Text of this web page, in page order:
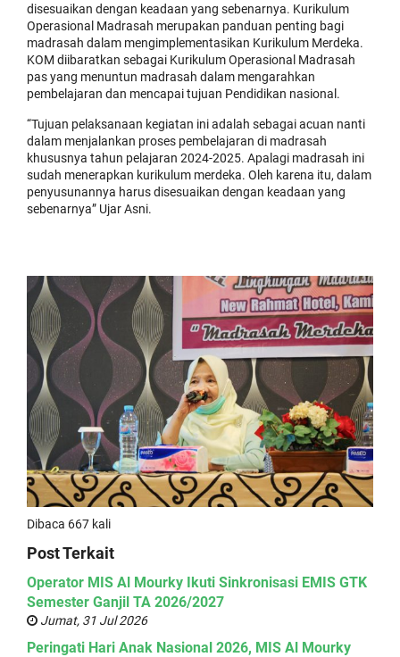
disesuaikan dengan keadaan yang sebenarnya. Kurikulum
Operasional Madrasah merupakan panduan penting bagi
madrasah dalam mengimplementasikan Kurikulum Merdeka.
KOM diibaratkan sebagai Kurikulum Operasional Madrasah
pas yang menuntun madrasah dalam mengarahkan
pembelajaran dan mencapai tujuan Pendidikan nasional.
“Tujuan pelaksanaan kegiatan ini adalah sebagai acuan nanti
dalam menjalankan proses pembelajaran di madrasah
khususnya tahun pelajaran 2024-2025. Apalagi madrasah ini
sudah menerapkan kurikulum merdeka. Oleh karena itu, dalam
penyusunannya harus disesuaikan dengan keadaan yang
sebenarnya” Ujar Asni.
Dibaca 667 kali
Post Terkait
Operator MIS Al Mourky Ikuti Sinkronisasi EMIS GTK
Semester Ganjil TA 2026/2027
Jumat, 31 Jul 2026
Peringati Hari Anak Nasional 2026, MIS Al Mourky